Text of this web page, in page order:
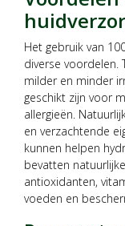
Het gebruik van
diverse voordelen.
milder en minder
geschikt zijn voor
allergieën.
en verzachtende
kunnen helpen
bevatten
antioxidanten,
voeden en